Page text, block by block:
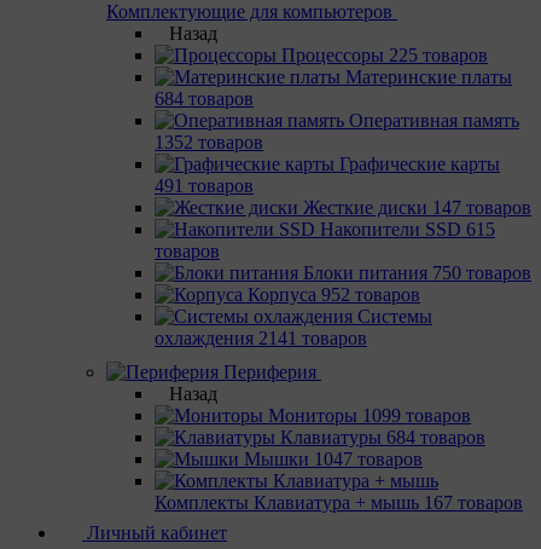
Комплектующие для компьютеров
Назад
Процессоры 225 товаров
Материнcкие платы
684 товаров
Оперативная память
1352 товаров
Графические карты
491 товаров
Жесткие диски 147 товаров
Накопители SSD 615
товаров
Блоки питания 750 товаров
Корпуса 952 товаров
Системы
охлаждения 2141 товаров
Периферия
Назад
Мониторы 1099 товаров
Клавиатуры 684 товаров
Мышки 1047 товаров
Комплекты Клавиатура + мышь 167 товаров
Личный кабинет